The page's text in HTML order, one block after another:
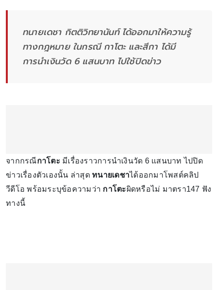
ทนายเดชา กิตติวิทยานันท์ ได้ออกมาให้ความรู้
ทางกฎหมาย ในกรณี กาโตะ และสีกา ได้มี
การนำเงินวัด 6 แสนบาท ไปใช้ปิดข่าว
จากกรณีกาโตะ มีเรื่องราวการนำเงินวัด 6 แสนบาท ไปปิด
ข่าวเรื่องตัวเองนั้น ล่าสุด ทนายเดชาได้ออกมาโพสต์คลิป
วีดีโอ พร้อมระบุข้อความว่า กาโตะผิดหรือไม่ มาตรา147 ฟัง
ทางนี้